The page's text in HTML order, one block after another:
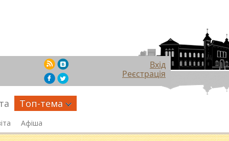
Вхід
Реєстрація
Топ-тема
Афіша